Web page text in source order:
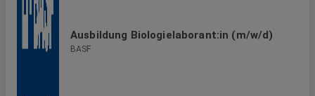
Ausbildung Biologielaborant:in (m/w/d)
BASF